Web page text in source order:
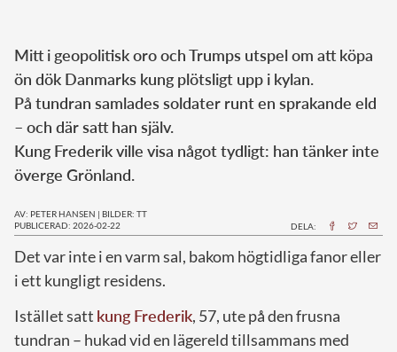
Mitt i geopolitisk oro och Trumps utspel om att köpa
ön dök Danmarks kung plötsligt upp i kylan.
På tundran samlades soldater runt en sprakande eld
– och där satt han själv.
Kung Frederik ville visa något tydligt: han tänker inte
överge Grönland.
AV: PETER HANSEN | BILDER: TT
PUBLICERAD: 2026-02-22
DELA:
Det var inte i en varm sal, bakom högtidliga fanor eller
i ett kungligt residens.
Istället satt kung Frederik, 57, ute på den frusna
tundran – hukad vid en lägereld tillsammans med